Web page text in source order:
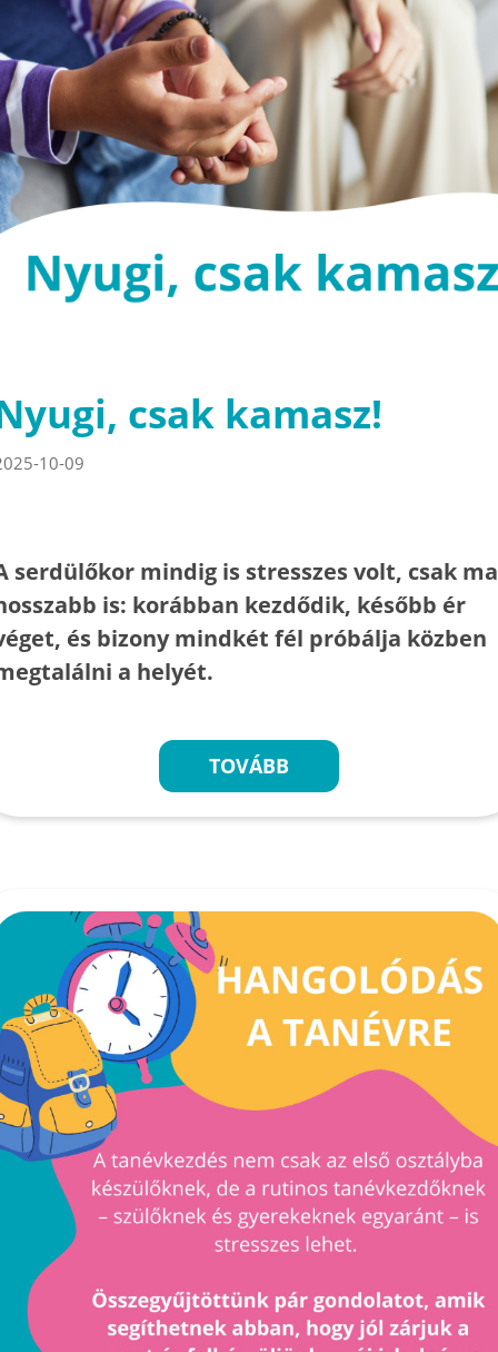
csak kamasz!
10-09
serdülőkor mindig is stresszes volt, csak ma
is: korábban kezdődik, később ér
és bizony mindkét fél próbálja közben
a helyét.
TOVÁBB